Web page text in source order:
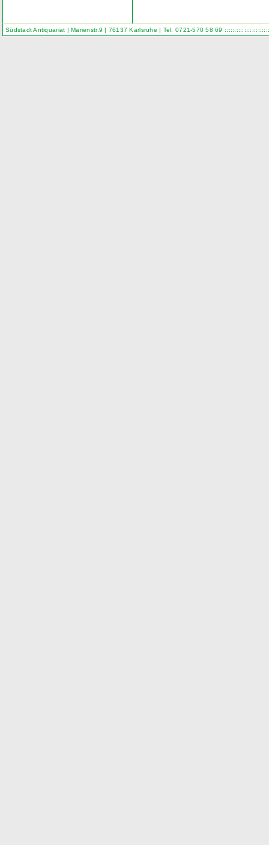
Südstadt Antiquariat | Marienstr.9 | 76137 Karlsruhe | Tel. 0721-570 58 69